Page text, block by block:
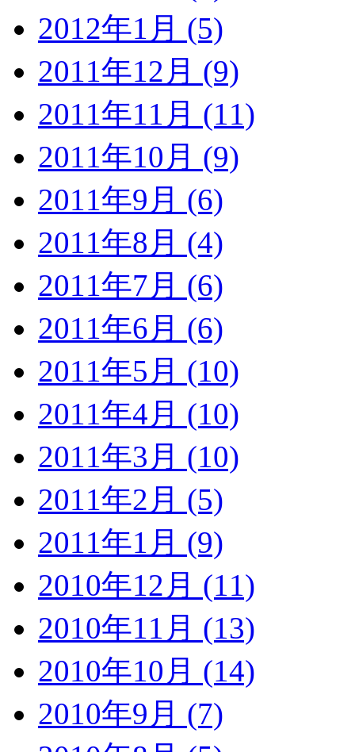
2012年1月 (5)
2011年12月 (9)
2011年11月 (11)
2011年10月 (9)
2011年9月 (6)
2011年8月 (4)
2011年7月 (6)
2011年6月 (6)
2011年5月 (10)
2011年4月 (10)
2011年3月 (10)
2011年2月 (5)
2011年1月 (9)
2010年12月 (11)
2010年11月 (13)
2010年10月 (14)
2010年9月 (7)